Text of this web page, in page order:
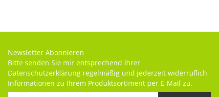
Newsletter Abonnieren
Bitte senden Sie mir entsprechend Ihrer
Datenschutzerklärung regelmäßig und jederzeit widerruflich
Informationen zu Ihrem Produktsortiment per E-Mail zu.